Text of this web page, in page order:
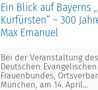
Ein Blick auf Bayerns
Kurfürsten“ – 300
Max Emanuel
Bei der Veranstaltung des
Deutschen Evangelischen
Frauenbundes,
München, am 14. April…